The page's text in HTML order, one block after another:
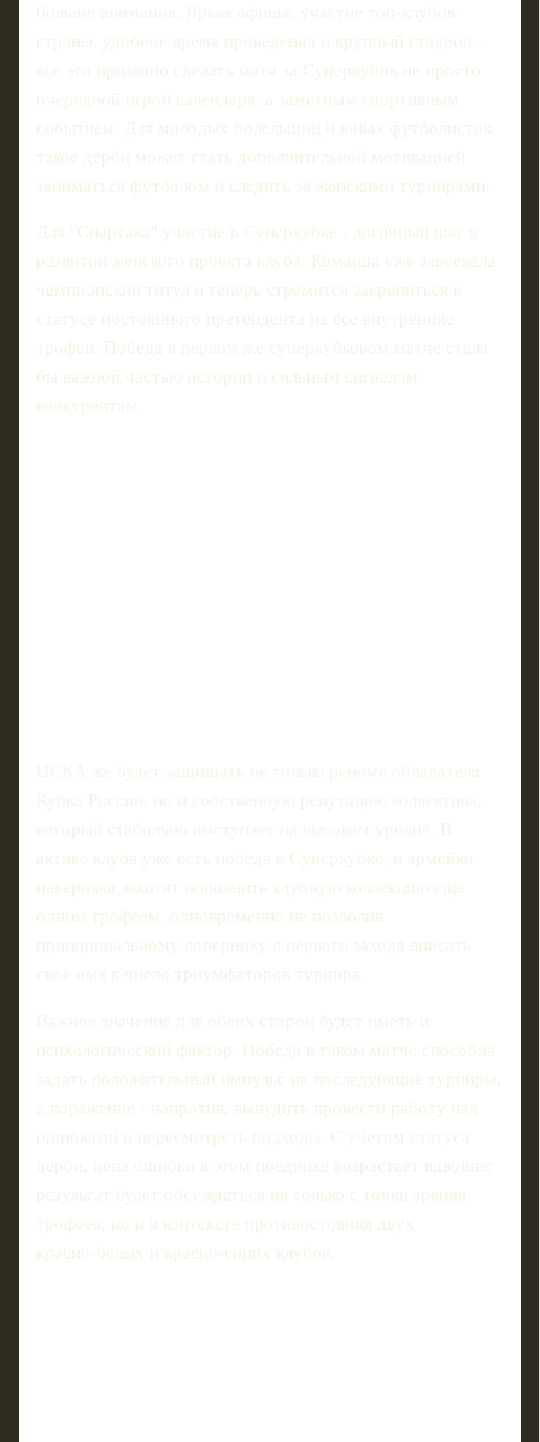
больше внимания. Яркая афиша, участие топ‑клубов
страны, удобное время проведения и крупный стадион -
все это призвано сделать матч за Суперкубок не просто
очередной игрой календаря, а заметным спортивным
событием. Для молодых болельщиц и юных футболисток
такое дерби может стать дополнительной мотивацией
заниматься футболом и следить за женскими турнирами.
Для "Спартака" участие в Суперкубке - логичный шаг в
развитии женского проекта клуба. Команда уже завоевала
чемпионский титул и теперь стремится закрепиться в
статусе постоянного претендента на все внутренние
трофеи. Победа в первом же суперкубковом матче стала
бы важной частью истории и сильным сигналом
конкурентам.
ЦСКА же будет защищать не только реноме обладателя
Кубка России, но и собственную репутацию коллектива,
который стабильно выступает на высоком уровне. В
активе клуба уже есть победа в Суперкубке, и армейки
наверняка захотят пополнить клубную коллекцию еще
одним трофеем, одновременно не позволив
принципиальному сопернику с первого захода вписать
свое имя в число триумфаторов турнира.
Важное значение для обеих сторон будет иметь и
психологический фактор. Победа в таком матче способна
задать положительный импульс на последующие турниры,
а поражение - напротив, вынудить провести работу над
ошибками и пересмотреть подходы. С учетом статуса
дерби, цена ошибки в этом поединке возрастает вдвойне:
результат будет обсуждаться не только с точки зрения
трофеев, но и в контексте противостояния двух
красно‑белых и красно‑синих клубов.